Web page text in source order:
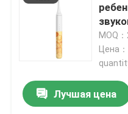
Запросите цитату
Зубная щетка устной
Водоустойчивая
MOQ
Цена
Лучшая цена